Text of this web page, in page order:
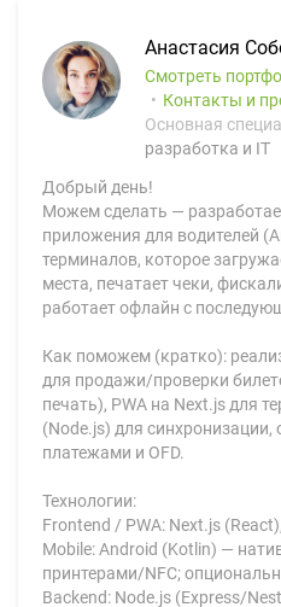
Анастасия
Смотреть
Контакты и
Основная
разработка и IT
Добрый день!
Можем сделать —
приложения для водителей
терминалов, которое
места, печатает чеки,
работает офлайн с
Как поможем (кратко):
для продажи/проверки
печать), PWA на Next.js для
(Node.js) для синхронизации,
платежами и OFD.
Технологии:
Frontend / PWA: Next.js
Mobile: Android (Kotlin) —
принтерами/NFC;
Backend: Node.js (Express/